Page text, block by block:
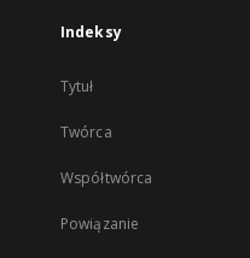
Indeksy
Tytuł
Twórca
Współtwórca
Powiązanie